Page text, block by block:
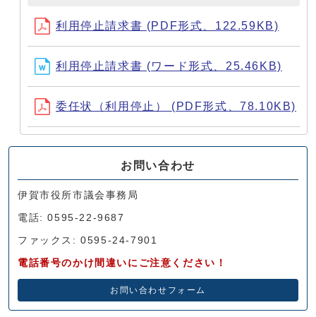
利用停止請求書 (PDF形式、122.59KB)
利用停止請求書 (ワード形式、25.46KB)
委任状（利用停止） (PDF形式、78.10KB)
お問い合わせ
伊賀市役所市議会事務局
電話: 0595-22-9687
ファックス: 0595-24-7901
電話番号のかけ間違いにご注意ください！
お問い合わせフォーム